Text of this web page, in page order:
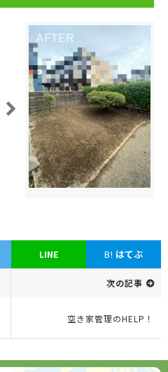
LINE B! はてぶ
次の記事
空き家管理のHELP！